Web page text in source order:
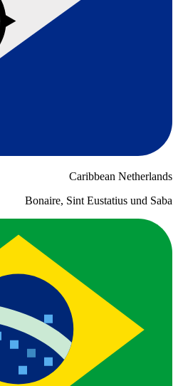
Caribbean Netherlands
Bonaire, Sint Eustatius und Saba